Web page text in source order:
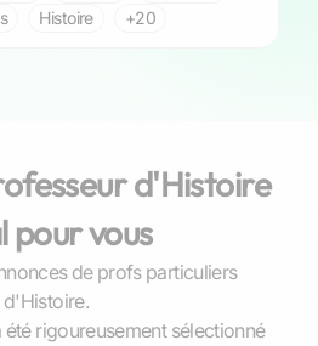
Histoire +20
d'Histoire
pour vous
de profs particuliers
d'Histoire.
été rigoureusement sélectionné